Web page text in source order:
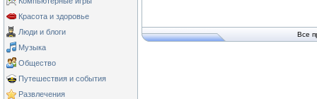
Красота и здоровье
Люди и блоги
Музыка
Общество
Путешествия и события
Развлечения
Все